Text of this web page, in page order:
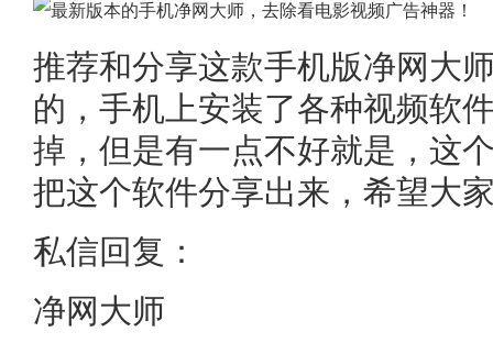
推荐和分享这款手机版净网大
的，手机上安装了各种视频软
掉，但是有一点不好就是，这
把这个软件分享出来，希望大
私信回复：
净网大师